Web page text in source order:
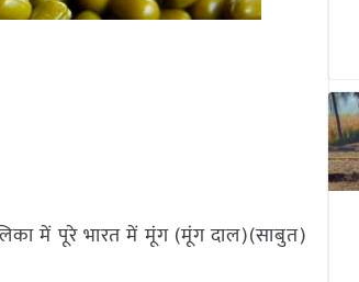
में पूरे भारत में मूंग (मूंग दाल)(साबुत)